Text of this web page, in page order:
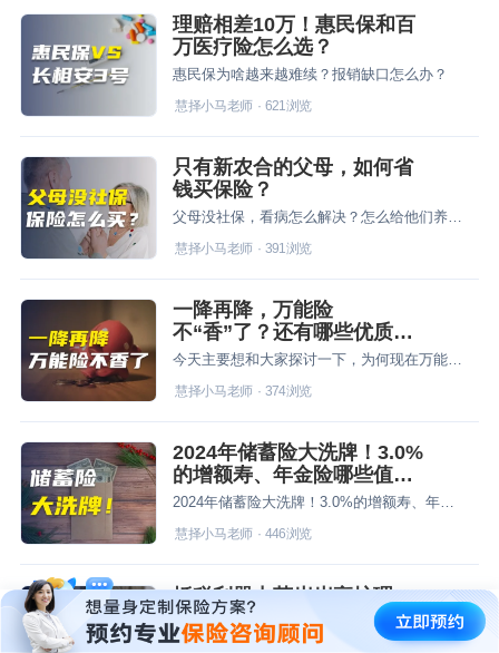
理赔相差10万！惠民保和百
万医疗险怎么选？
惠民保为啥越来越难续？报销缺口怎么办？
慧择小马老师· 621 浏览
只有新农合的父母，如何省
钱买保险？
父母没社保，看病怎么解决？怎么给他们养老？
慧择小马老师· 391 浏览
一降再降，万能险
不“香”了？还有哪些优质稳
健的资产增值渠道？
今天主要想和大家探讨一下，为何现在万能险利率下调如此之快，万能险还有必要买吗？以及目前还有哪些优质稳健的资产增值渠道？
慧择小马老师· 374浏览
2024年储蓄险大洗牌！3.0%
的增额寿、年金险哪些值得
买？
2024年储蓄险大洗牌！3.0%的增额寿、年金险哪些值得买？增额终身寿的本质，其实是保障身故和全残。不管投保人什么时候、因为什么原因人没了或全残了，保险公司都会赔给受益人一笔钱。不过，由于增额终身寿有非常可观的现金价值（退保能拿出来的钱）。所以也非常适合作为一个攒钱的账户。
慧择小马老师· 446浏览
抵税利器中荷岁岁享护理
险，买前必知的13个问题！
中荷人寿的「岁岁享护理险」是一款节税神器,本质上是个责任相当简单的护理保险，其核心在于可以抵扣个税，在税优加持下保单利益优秀！今年买，明年申报2024退税就能用上。
不懂就问星球君
已为0位用户服务
免费咨询